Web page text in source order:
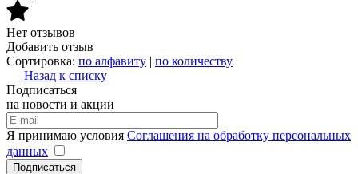
Нет отзывов
Добавить отзыв
Сортировка: по алфавиту | по количеству
Назад к списку
Подписаться
на новости и акции
Я принимаю условия Соглашения на обработку персональных
данных
Подписаться